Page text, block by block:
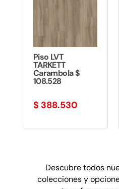
Piso LVT
TARKETT
Carambola $
108.528
$ 388.530
Descubre todos
colecciones y